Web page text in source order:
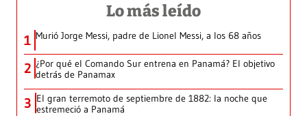
Lo más leído
1 Murió Jorge Messi, padre de Lionel Messi, a los 68 años
2 ¿Por qué el Comando Sur entrena en Panamá? El objetivo
detrás de Panamax
3 El gran terremoto de septiembre de 1882: la noche que
estremeció a Panamá